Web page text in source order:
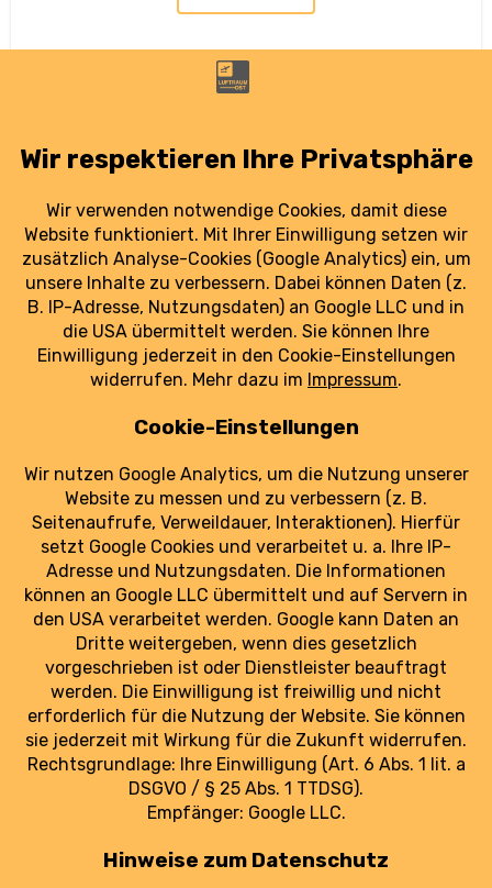
Nach Paketbränden: ICAO will Sicherheit in
der Luftfracht erhöhen
8. August 2025
Nach den Paketbränden in Leipzig/Halle will die
ICAO die Sicherheitsvorgaben für Luftpost
erhöhen.
weiterlesen